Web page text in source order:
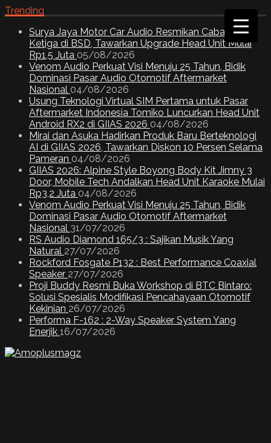
Trending
Surya Jaya Motor Car Audio Resmikan Cabang
Ketiga di BSD, Tawarkan Upgrade Head Unit Mulai
Rp1,5 Juta 05/08/2026
Venom Audio Perkuat Visi Menuju 25 Tahun, Bidik
Dominasi Pasar Audio Otomotif Aftermarket
Nasional 04/08/2026
Usung Teknologi Virtual SIM Pertama untuk Pasar
Aftermarket Indonesia Tomiko Luncurkan Head Unit
Android RX2 di GIIAS 2026 04/08/2026
Mirai dan Asuka Hadirkan Produk Baru Berteknologi
AI di GIIAS 2026, Tawarkan Diskon 10 Persen Selama
Pameran 04/08/2026
GIIAS 2026: Alpine Style Boyong Body Kit Jimny 3
Door, Mobile Tech Andalkan Head Unit Karaoke Mulai
Rp3,2 Juta 04/08/2026
Venom Audio Perkuat Visi Menuju 25 Tahun, Bidik
Dominasi Pasar Audio Otomotif Aftermarket
Nasional 31/07/2026
RS Audio Diamond 165/3 : Sajikan Musik Yang
Natural 27/07/2026
Rockford Fosgate P132 : Best Performance Coaxial
Speaker 27/07/2026
Proji Buddy Resmi Buka Workshop di BTC Bintaro:
Solusi Spesialis Modifikasi Pencahayaan Otomotif
Kekinian 26/07/2026
Performa F-162 : 2-Way Speaker System Yang
Enerjik 16/07/2026